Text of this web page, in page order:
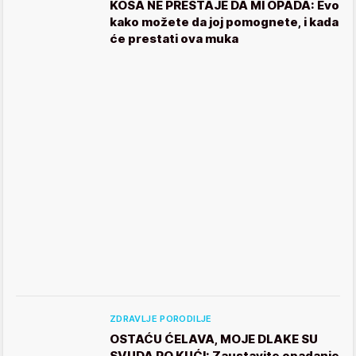
KOSA NE PRESTAJE DA MI OPADA: Evo
kako možete da joj pomognete, i kada
će prestati ova muka
ZDRAVLJE PORODILJE
OSTAĆU ĆELAVA, MOJE DLAKE SU